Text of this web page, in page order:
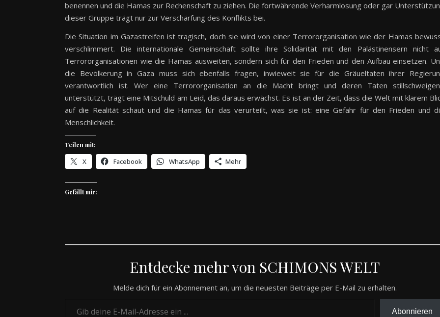
benennen und die Hamas zur Rechenschaft zu ziehen. Die fortwährende Verharmlosung oder gar
dieser Gruppe trägt nur zur Verschärfung des Konflikts bei.
Die Situation im Gazastreifen ist tragisch, doch sie wird von einer Terrororganisation wie der Hamas
verschlimmert. Die internationale Gemeinschaft sollte ihre Solidarität mit den Palästinensern nicht
Terrororganisationen wie die Hamas ausweiten, sondern sich für den Frieden und den Aufbau einsetzen.
die Bevölkerung in Gaza muss sich ebenfalls fragen, inwieweit sie für die Gräueltaten ihrer
verantwortlich ist. Wer eine Terrororganisation an die Macht bringt und deren Taten
unterstützt, trägt eine Mitschuld am Leid, das daraus erwächst. Es ist an der Zeit, dass die Welt mit klarem
auf die Realität schaut und die Hamas für das verurteilt, was sie ist: eine Gefahr für den Frieden und
Menschlichkeit.
Teilen mit:
X Facebook WhatsApp Mehr
Gefällt mir:
Entdecke mehr von SCHIMONS WELT
Melde dich für ein Abonnement an, um die neuesten Beiträge per E-Mail zu erhalten.
Abonnieren